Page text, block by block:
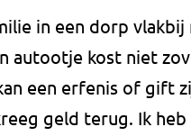
in een dorp
autootje kost niet
een erfenis of gift
geld terug. Ik